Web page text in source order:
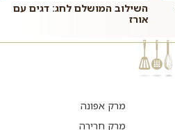
השילוב המושלם לחג: דגים עם
אורז
מרק אפונה
מרק חרירה